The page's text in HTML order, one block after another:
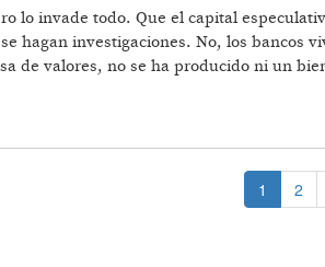
lo invade todo. Que el capital
hagan investigaciones. No, los bancos
de valores, no se ha producido ni un
1 2